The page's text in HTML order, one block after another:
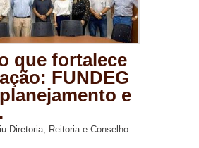
que fortalece
FUNDEG
e
Diretoria, Reitoria e Conselho